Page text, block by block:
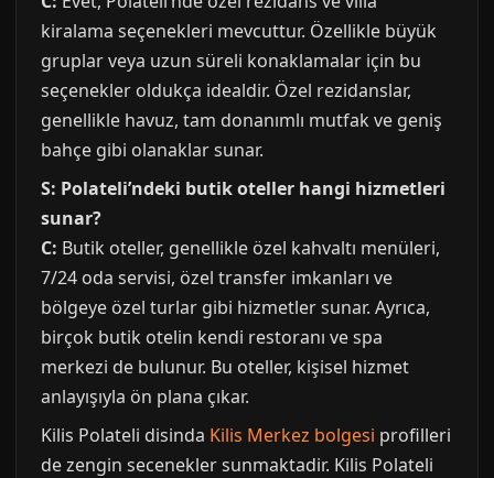
kiralama seçenekleri mevcuttur. Özellikle büyük
gruplar veya uzun süreli konaklamalar için bu
seçenekler oldukça idealdir. Özel rezidanslar,
genellikle havuz, tam donanımlı mutfak ve geniş
bahçe gibi olanaklar sunar.
S: Polateli’ndeki butik oteller hangi hizmetleri
sunar?
C: Butik oteller, genellikle özel kahvaltı menüleri,
7/24 oda servisi, özel transfer imkanları ve
bölgeye özel turlar gibi hizmetler sunar. Ayrıca,
birçok butik otelin kendi restoranı ve spa
merkezi de bulunur. Bu oteller, kişisel hizmet
anlayışıyla ön plana çıkar.
Kilis Polateli disinda Kilis Merkez bolgesi profilleri
de zengin secenekler sunmaktadir. Kilis Polateli